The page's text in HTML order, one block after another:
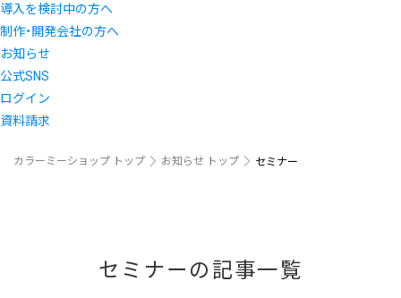
導入を検討中の方へ
制作・開発会社の方へ
お知らせ
公式SNS
ログイン
資料請求
カラーミーショップ トップ お知らせ トップ セミナー
セミナーの記事一覧